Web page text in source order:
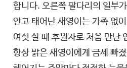
한 주도 빼지 않고
그러니까 일주일에 한 번
매번 반복하다 보니까 나
합니다. 오른쪽 팔다리의 일부
안고 태어난 새영이는 가족 없
여섯 살 때 후원자로 처음 만난
항상 밝은 새영이에게 금세 빠